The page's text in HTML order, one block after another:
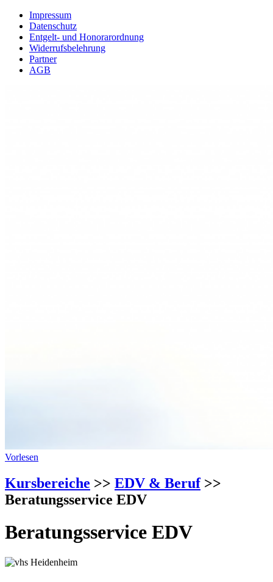
Impressum
Datenschutz
Entgelt- und Honorarordnung
Widerrufsbelehrung
Partner
AGB
Vorlesen
Kursbereiche >> EDV & Beruf>>
Beratungsservice EDV
Beratungsservice EDV